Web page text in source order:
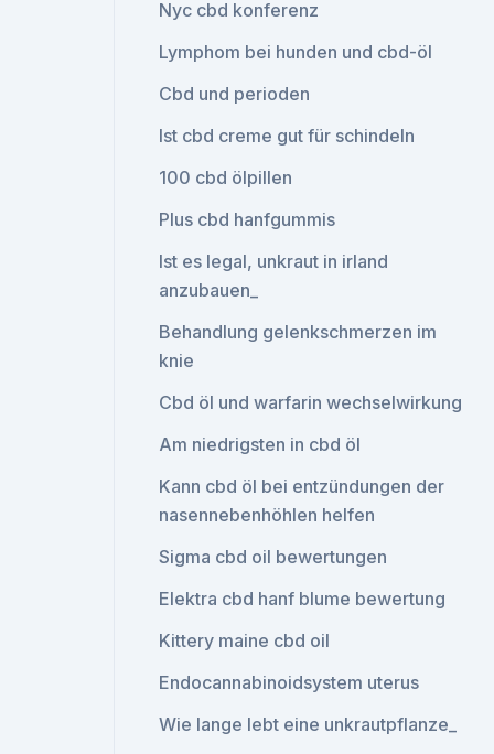
Nyc cbd konferenz
Lymphom bei hunden und cbd-öl
Cbd und perioden
Ist cbd creme gut für schindeln
100 cbd ölpillen
Plus cbd hanfgummis
Ist es legal, unkraut in irland
anzubauen_
Behandlung gelenkschmerzen im
knie
Cbd öl und warfarin wechselwirkung
Am niedrigsten in cbd öl
Kann cbd öl bei entzündungen der
nasennebenhöhlen helfen
Sigma cbd oil bewertungen
Elektra cbd hanf blume bewertung
Kittery maine cbd oil
Endocannabinoidsystem uterus
Wie lange lebt eine unkrautpflanze_